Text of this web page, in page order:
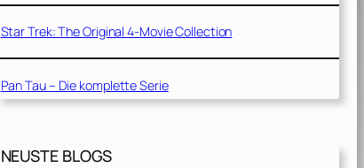
Star Trek: The Original 4-Movie Collection
Pan Tau – Die komplette Serie
NEUSTE BLOGS